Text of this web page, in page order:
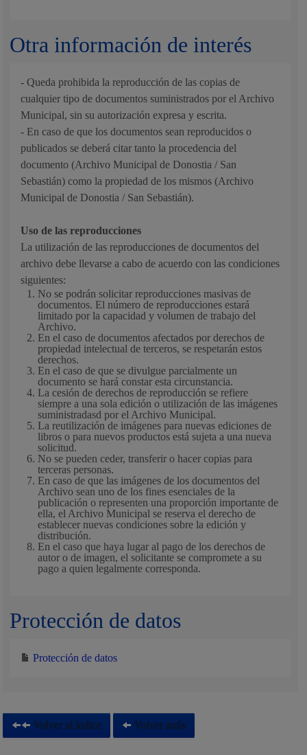
Otra información de interés
- Queda prohibida la reproducción de las copias de
cualquier tipo de documentos suministrados por el Archivo
Municipal, sin su autorización expresa y escrita.
- En caso de que los documentos sean reproducidos o
publicados se deberá citar tanto la procedencia del
documento (Archivo Municipal de Donostia / San
Sebastián) como la propiedad de los mismos (Archivo
Municipal de Donostia / San Sebastián).
Uso de las reproducciones
La utilización de las reproducciones de documentos del
archivo debe llevarse a cabo de acuerdo con las condiciones
siguientes:
No se podrán solicitar reproducciones masivas de
documentos. El número de reproducciones estará
limitado por la capacidad y volumen de trabajo del
Archivo.
En el caso de documentos afectados por derechos de
propiedad intelectual de terceros, se respetarán estos
derechos.
En el caso de que se divulgue parcialmente un
documento se hará constar esta circunstancia.
La cesión de derechos de reproducción se refiere
siempre a una sola edición o utilización de las imágenes
suministradasd por el Archivo Municipal.
La reutilización de imágenes para nuevas ediciones de
libros o para nuevos productos está sujeta a una nueva
solicitud.
No se pueden ceder, transferir o hacer copias para
terceras personas.
En caso de que las imágenes de los documentos del
Archivo sean uno de los fines esenciales de la
publicación o representen una proporción importante de
ella, el Archivo Municipal se reserva el derecho de
establecer nuevas condiciones sobre la edición y
distribución.
En el caso que haya lugar al pago de los derechos de
autor o de imagen, el solicitante se compromete a su
pago a quien legalmente corresponda.
Protección de datos
Protección de datos
Volver al índice Volver atrás